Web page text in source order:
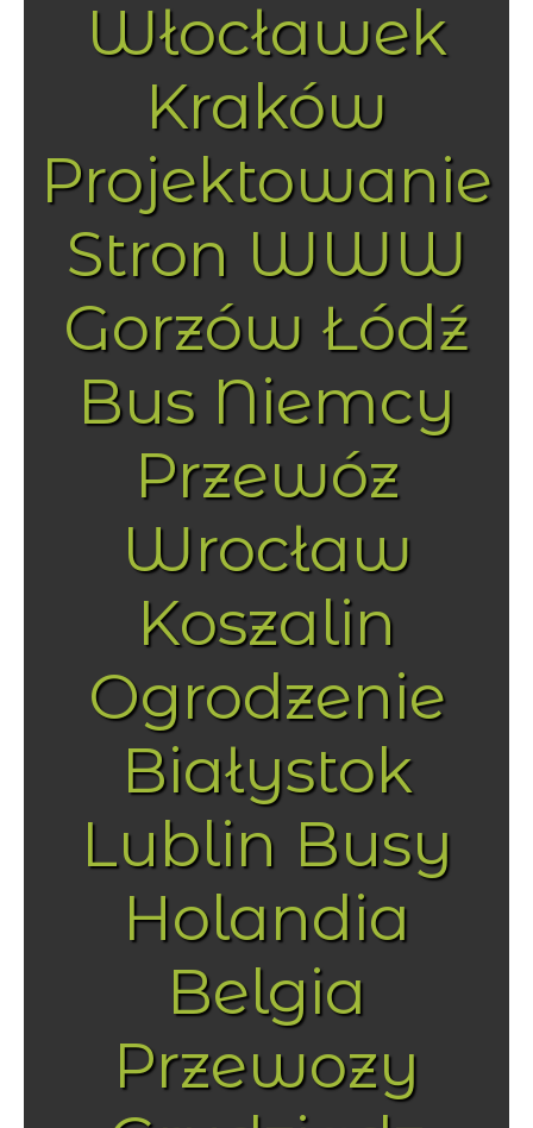
Włocławek
Kraków
Projektowanie
Stron WWW
Gorzów Łódź
Bus Niemcy
Przewóz
Wrocław
Koszalin
Ogrodzenie
Białystok
Lublin Busy
Holandia
Belgia
Przewozy